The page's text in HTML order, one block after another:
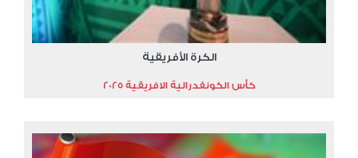
الكرة الأفريقية
كأس الكونفدرالية الافريقية 2025